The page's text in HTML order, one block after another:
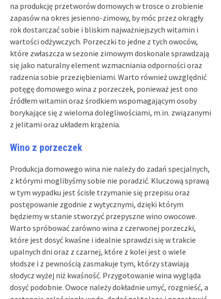
na produkcję przetworów domowych w trosce o zrobienie
zapasów na okres jesienno-zimowy, by móc przez okrągły
rok dostarczać sobie i bliskim najważniejszych witamin i
wartości odżywczych. Porzeczki to jedne z tych owoców,
które zwłaszcza w sezonie zimowym doskonale sprawdzają
się jako naturalny element wzmacniania odporności oraz
radzenia sobie przeziębieniami. Warto również uwzględnić
potęgę domowego wina z porzeczek, ponieważ jest ono
źródłem witamin oraz środkiem wspomagającym osoby
borykające się z wieloma dolegliwościami, m.in. związanymi
z jelitami oraz układem krążenia.
Wino z porzeczek
Produkcja domowego wina nie należy do zadań specjalnych,
z którymi moglibyśmy sobie nie poradzić. Kluczową sprawą
w tym wypadku jest ścisłe trzymanie się przepisu oraz
postępowanie zgodnie z wytycznymi, dzięki którym
będziemy w stanie stworzyć przepyszne wino owocowe.
Warto spróbować zarówno wina z czerwonej porzeczki,
które jest dosyć kwaśne i idealnie sprawdzi się w trakcie
upalnych dni oraz z czarnej, które z kolei jest o wiele
słodsze i z pewnością zasmakuje tym, którzy stawiają
słodycz wyżej niż kwaśność. Przygotowanie wina wygląda
dosyć podobnie. Owoce należy dokładnie umyć, rozgnieść, a